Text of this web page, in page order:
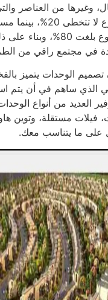
وغيرها من العناصر
الإنشائية للمشرع لا
الخاصة بالمشروع بلغت
في مجتمع راقي من
تصميم الوحدات يتميز
الذي ساهم في أن يتم
العديد من أنواع
فيلات مستقلة، وتوين
على ما يتناسب معك.